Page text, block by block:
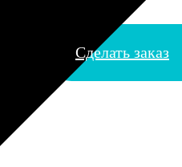
Сделать заказ